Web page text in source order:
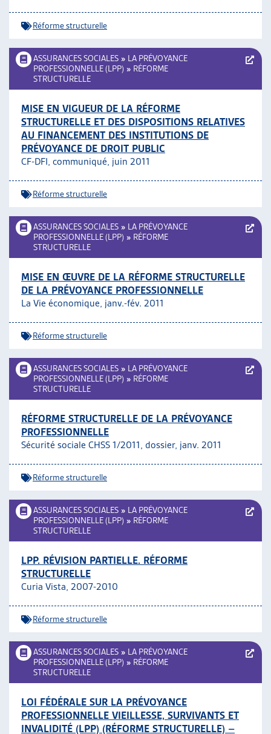
Réforme structurelle
ASSURANCES SOCIALES » LA PRÉVOYANCE
PROFESSIONNELLE (LPP) » RÉFORME
STRUCTURELLE
MISE EN VIGUEUR DE LA RÉFORME
STRUCTURELLE ET DES DISPOSITIONS RELATIVES
AU FINANCEMENT DES INSTITUTIONS DE
PRÉVOYANCE DE DROIT PUBLIC
CF-DFI, communiqué, juin 2011
Réforme structurelle
ASSURANCES SOCIALES » LA PRÉVOYANCE
PROFESSIONNELLE (LPP) » RÉFORME
STRUCTURELLE
MISE EN ŒUVRE DE LA RÉFORME STRUCTURELLE
DE LA PRÉVOYANCE PROFESSIONNELLE
La Vie économique, janv.-fév. 2011
Réforme structurelle
ASSURANCES SOCIALES » LA PRÉVOYANCE
PROFESSIONNELLE (LPP) » RÉFORME
STRUCTURELLE
RÉFORME STRUCTURELLE DE LA PRÉVOYANCE
PROFESSIONNELLE
Sécurité sociale CHSS 1/2011, dossier, janv. 2011
Réforme structurelle
ASSURANCES SOCIALES » LA PRÉVOYANCE
PROFESSIONNELLE (LPP) » RÉFORME
STRUCTURELLE
LPP. RÉVISION PARTIELLE. RÉFORME
STRUCTURELLE
Curia Vista, 2007-2010
Réforme structurelle
ASSURANCES SOCIALES » LA PRÉVOYANCE
PROFESSIONNELLE (LPP) » RÉFORME
STRUCTURELLE
LOI FÉDÉRALE SUR LA PRÉVOYANCE
PROFESSIONNELLE VIEILLESSE, SURVIVANTS ET
INVALIDITÉ (LPP) (RÉFORME STRUCTURELLE) –